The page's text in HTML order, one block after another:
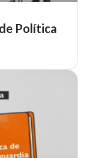
Política